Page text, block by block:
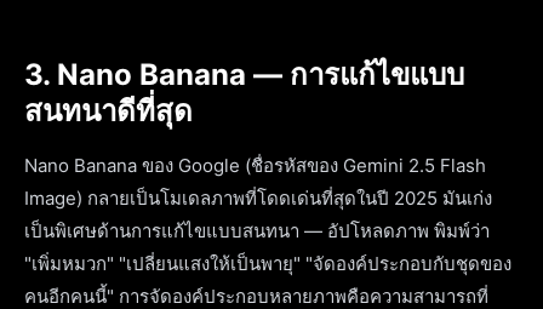
3. Nano Banana — การแก้ไขแบบ
สนทนาดีที่สุด
Nano Banana ของ Google (ชื่อรหัสของ Gemini 2.5 Flash
Image) กลายเป็นโมเดลภาพที่โดดเด่นที่สุดในปี 2025 มันเก่ง
เป็นพิเศษด้านการแก้ไขแบบสนทนา — อัปโหลดภาพ พิมพ์ว่า
"เพิ่มหมวก" "เปลี่ยนแสงให้เป็นพายุ" "จัดองค์ประกอบกับชุดของ
คนอีกคนนี้" การจัดองค์ประกอบหลายภาพคือความสามารถที่